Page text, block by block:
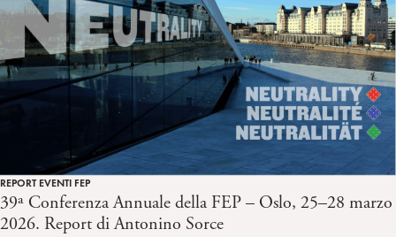
REPORT EVENTI FEP
39ª Conferenza Annuale della FEP – Oslo, 25–28 marzo
2026. Report di Antonino Sorce